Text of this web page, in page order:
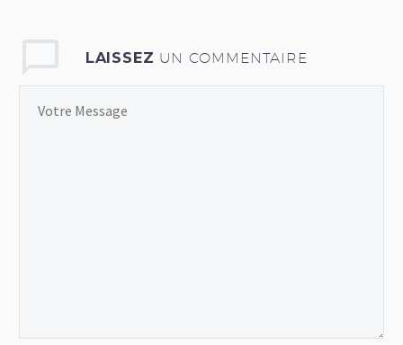
LAISSEZ UN COMMENTAIRE